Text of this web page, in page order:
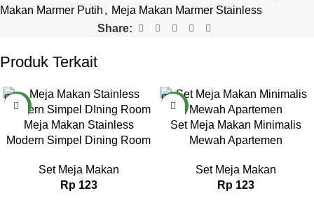
Makan Marmer Putih , Meja Makan Marmer Stainless
Share:
Produk Terkait
Meja Makan Stainless
Modern Simpel Dining Room
Set Meja Makan
Rp123
Set Meja Makan Minimalis
Mewah Apartemen
Set Meja Makan
Rp123